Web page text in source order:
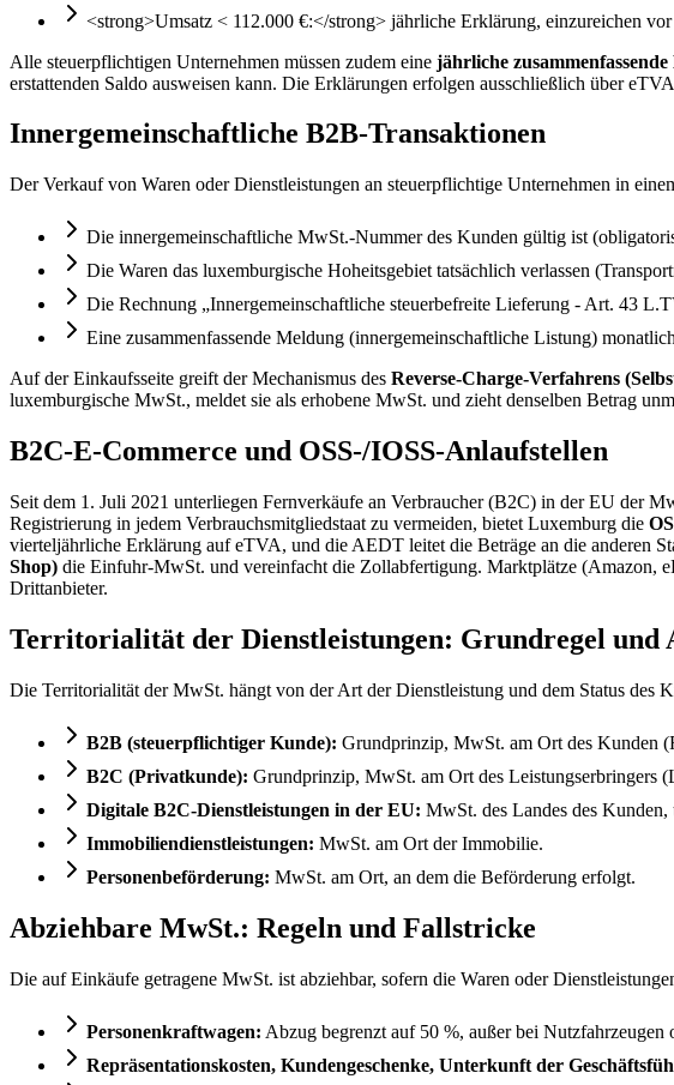
<strong>Umsatz < 112.000 €:</strong> jährliche Erklärung, einzureichen
Alle steuerpflichtigen Unternehmen müssen zudem eine jährliche
erstattenden Saldo ausweisen kann. Die Erklärungen erfolgen ausschließlich über
Innergemeinschaftliche B2B-Transaktionen
Der Verkauf von Waren oder Dienstleistungen an steuerpflichtige Unternehmen in
Die innergemeinschaftliche MwSt.-Nummer des Kunden gültig ist
Die Waren das luxemburgische Hoheitsgebiet tatsächlich verlassen
Die Rechnung „Innergemeinschaftliche steuerbefreite Lieferung - Art. 43
Eine zusammenfassende Meldung (innergemeinschaftliche Listung)
Auf der Einkaufsseite greift der Mechanismus des Reverse-Charge-Verfahrens
luxemburgische MwSt., meldet sie als erhobene MwSt. und zieht denselben Betrag
B2C-E-Commerce und OSS-/IOSS-Anlaufstellen
Seit dem 1. Juli 2021 unterliegen Fernverkäufe an Verbraucher (B2C) in der EU der
Registrierung in jedem Verbrauchsmitgliedstaat zu vermeiden, bietet Luxemburg die
vierteljährliche Erklärung auf eTVA, und die AEDT leitet die Beträge an die anderen
Shop) die Einfuhr-MwSt. und vereinfacht die Zollabfertigung. Marktplätze (Amazon,
Drittanbieter.
Territorialität der Dienstleistungen: Grundregel und
Die Territorialität der MwSt. hängt von der Art der Dienstleistung und dem Status des
B2B (steuerpflichtiger Kunde): Grundprinzip, MwSt. am Ort des Kunden
B2C (Privatkunde): Grundprinzip, MwSt. am Ort des Leistungserbringers
Digitale B2C-Dienstleistungen in der EU: MwSt. des Landes des
Immobiliendienstleistungen: MwSt. am Ort der Immobilie.
Personenbeförderung: MwSt. am Ort, an dem die Beförderung erfolgt.
Abziehbare MwSt.: Regeln und Fallstricke
Die auf Einkäufe getragene MwSt. ist abziehbar, sofern die Waren oder
Personenkraftwagen: Abzug begrenzt auf 50 %, außer bei
Repräsentationskosten, Kundengeschenke, Unterkunft der